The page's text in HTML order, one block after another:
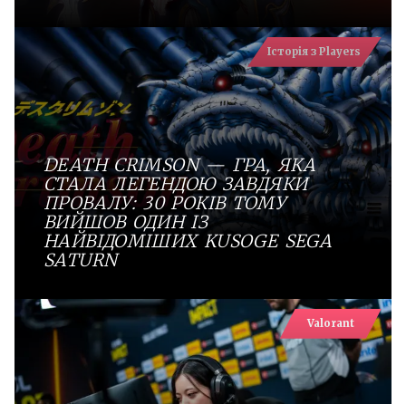
Історія з Players
DEATH CRIMSON — ГРА, ЯКА
СТАЛА ЛЕГЕНДОЮ ЗАВДЯКИ
ПРОВАЛУ: 30 РОКІВ ТОМУ
ВИЙШОВ ОДИН ІЗ
НАЙВІДОМІШИХ KUSOGE SEGA
SATURN
Valorant